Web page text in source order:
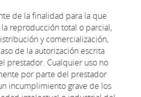
de la finalidad para la que
reproducción total o parcial,
y comercialización,
de la autorización escrita
prestador. Cualquier uso no
por parte del prestador
incumplimiento grave de los